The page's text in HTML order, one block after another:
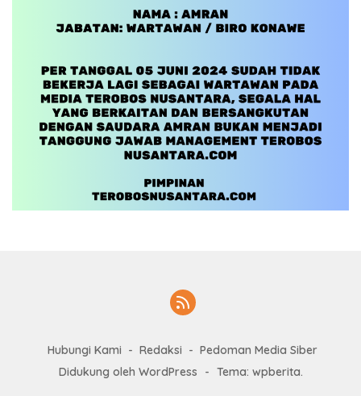
Hubungi Kami Redaksi
Pedoman Media Siber
Didukung oleh WordPress
- Tema: wpberita.